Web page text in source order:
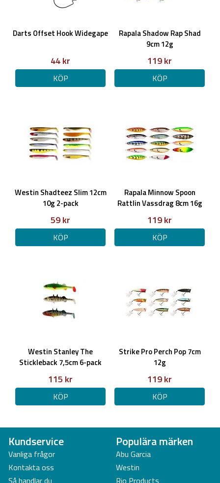
Darts Offset Hook Widegape
44 kr
KÖP
Rapala Shadow Rap Shad
9cm 12g
119 kr
KÖP
Westin Shadteez Slim 12cm
10g 2-pack
59 kr
KÖP
Rapala Minnow Spoon
Rattlin Vassdrag 8cm 16g
119 kr
KÖP
Westin Stanley The
Stickleback 7,5cm 6-pack
115 kr
KÖP
Strike Pro Perch Pop 7cm
12g
119 kr
KÖP
Kundservice
Vanliga frågor
Kontakta oss
Så handlar du
Populära märken
Abu Garcia
Westin
Rio Products